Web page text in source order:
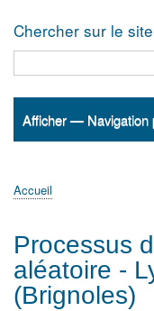
Chercher sur le site
Navigation
Afficher — Navigation
Accueil
ActualitésMATh.en.JEANS ?
Régions et Ateliers
Créer, gérer un
Sujets/Publications
Congrès
d'Ariane
Accueil
Processus
aléatoire -
(Brignoles)